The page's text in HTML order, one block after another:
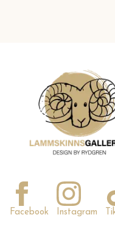
Facebook Instagram